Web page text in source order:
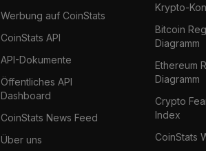
Werbung auf CoinStats
CoinStats API
API-Dokumente
Öffentliches API
Dashboard
CoinStats News Feed
Über uns
Krypto-
Bitcoin
Diagramm
Ethereum
Diagramm
Crypto
Index
CoinStats